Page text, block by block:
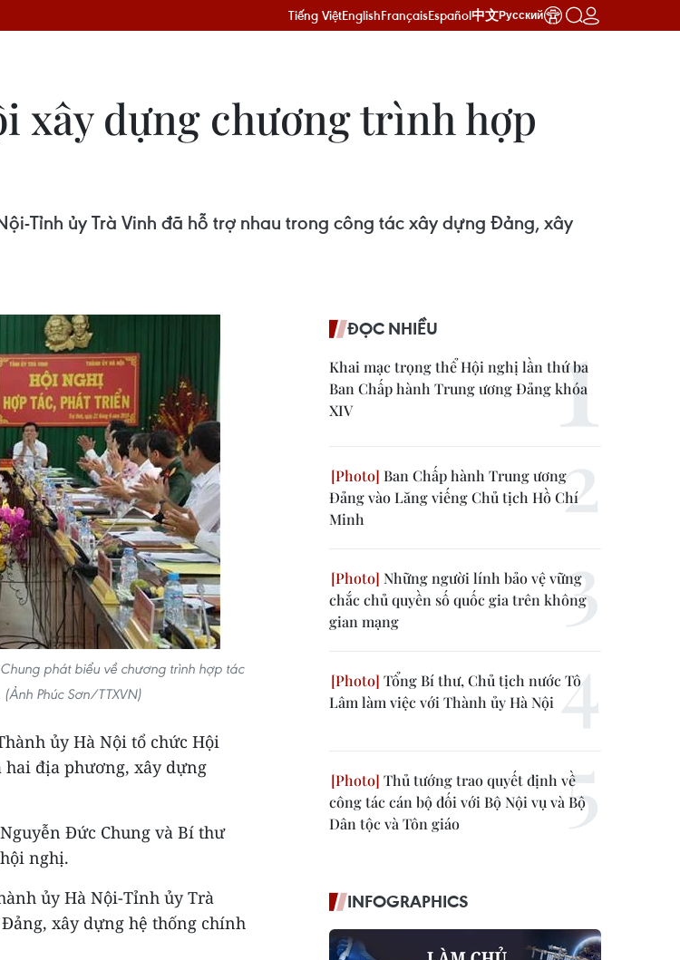
Tiếng ViệtEnglishFrançaisEspañol中文Русский
xây dựng chương trình hợp
Tỉnh ủy Trà Vinh đã hỗ trợ nhau trong công tác xây dựng Đảng, xây
phát biểu về chương trình hợp tác
Phúc Sơn/TTXVN)
ủy Hà Nội tổ chức Hội
địa phương, xây dựng
Đức Chung và Bí thư
nghị.
ủy Hà Nội-Tỉnh ủy Trà
xây dựng hệ thống chính
ĐỌC NHIỀU
Khai mạc trọng thể Hội nghị lần thứ ba
Ban Chấp hành Trung ương Đảng khóa
XIV
Ban Chấp hành Trung ương
Đảng vào Lăng viếng Chủ tịch Hồ Chí
Minh
Những người lính bảo vệ vững
chắc chủ quyền số quốc gia trên không
gian mạng
Tổng Bí thư, Chủ tịch nước Tô
Lâm làm việc với Thành ủy Hà Nội
Thủ tướng trao quyết định về
công tác cán bộ đối với Bộ Nội vụ và Bộ
Dân tộc và Tôn giáo
INFOGRAPHICS